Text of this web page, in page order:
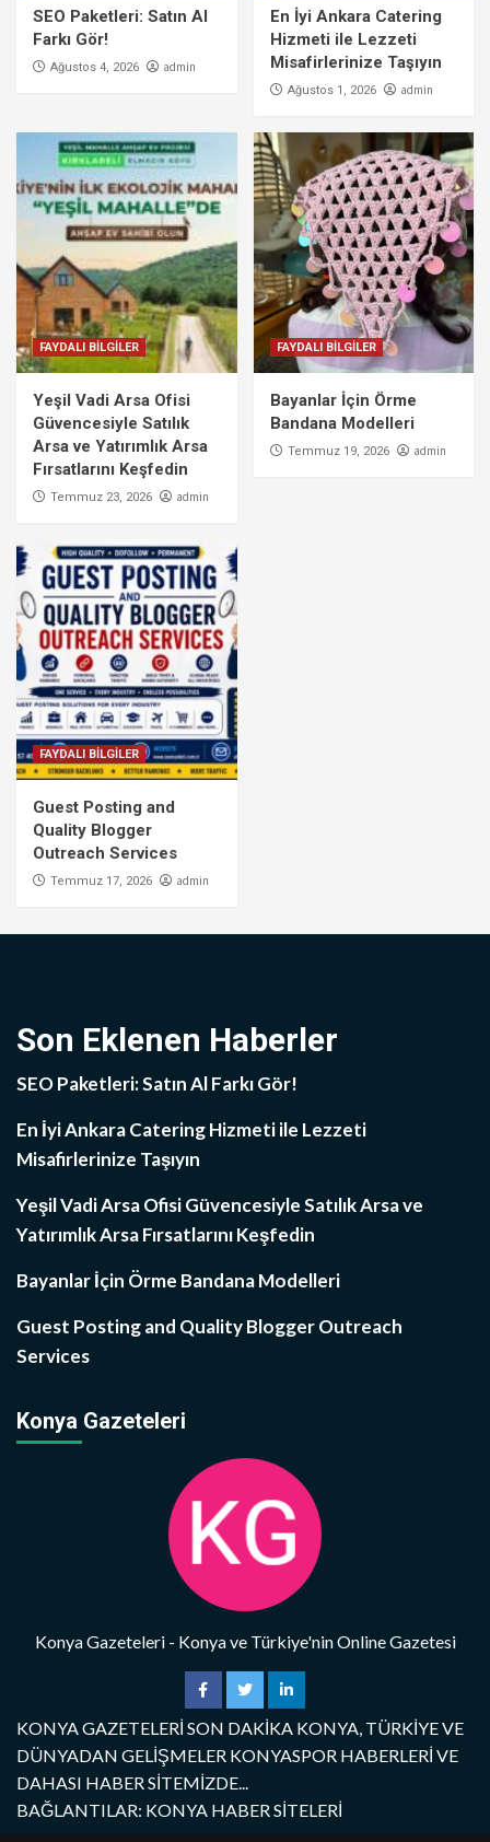
SEO Paketleri: Satın Al
Farkı Gör!
Ağustos 4, 2026 admin
En İyi Ankara Catering
Hizmeti ile Lezzeti
Misafirlerinize Taşıyın
Ağustos 1, 2026 admin
FAYDALI BİLGİLER
Yeşil Vadi Arsa Ofisi
Güvencesiyle Satılık
Arsa ve Yatırımlık Arsa
Fırsatlarını Keşfedin
Temmuz 23, 2026 admin
FAYDALI BİLGİLER
Bayanlar İçin Örme
Bandana Modelleri
Temmuz 19, 2026 admin
FAYDALI BİLGİLER
Guest Posting and
Quality Blogger
Outreach Services
Temmuz 17, 2026 admin
Son Eklenen Haberler
SEO Paketleri: Satın Al Farkı Gör!
En İyi Ankara Catering Hizmeti ile Lezzeti
Misafirlerinize Taşıyın
Yeşil Vadi Arsa Ofisi Güvencesiyle Satılık Arsa ve
Yatırımlık Arsa Fırsatlarını Keşfedin
Bayanlar İçin Örme Bandana Modelleri
Guest Posting and Quality Blogger Outreach
Services
Konya Gazeteleri
Konya Gazeteleri - Konya ve Türkiye'nin Online Gazetesi
KONYA GAZETELERİ SON DAKİKA KONYA, TÜRKİYE VE
DÜNYADAN GELİŞMELER KONYASPOR HABERLERİ VE
DAHASI HABER SİTEMİZDE...
BAĞLANTILAR: KONYA HABER SİTELERİ